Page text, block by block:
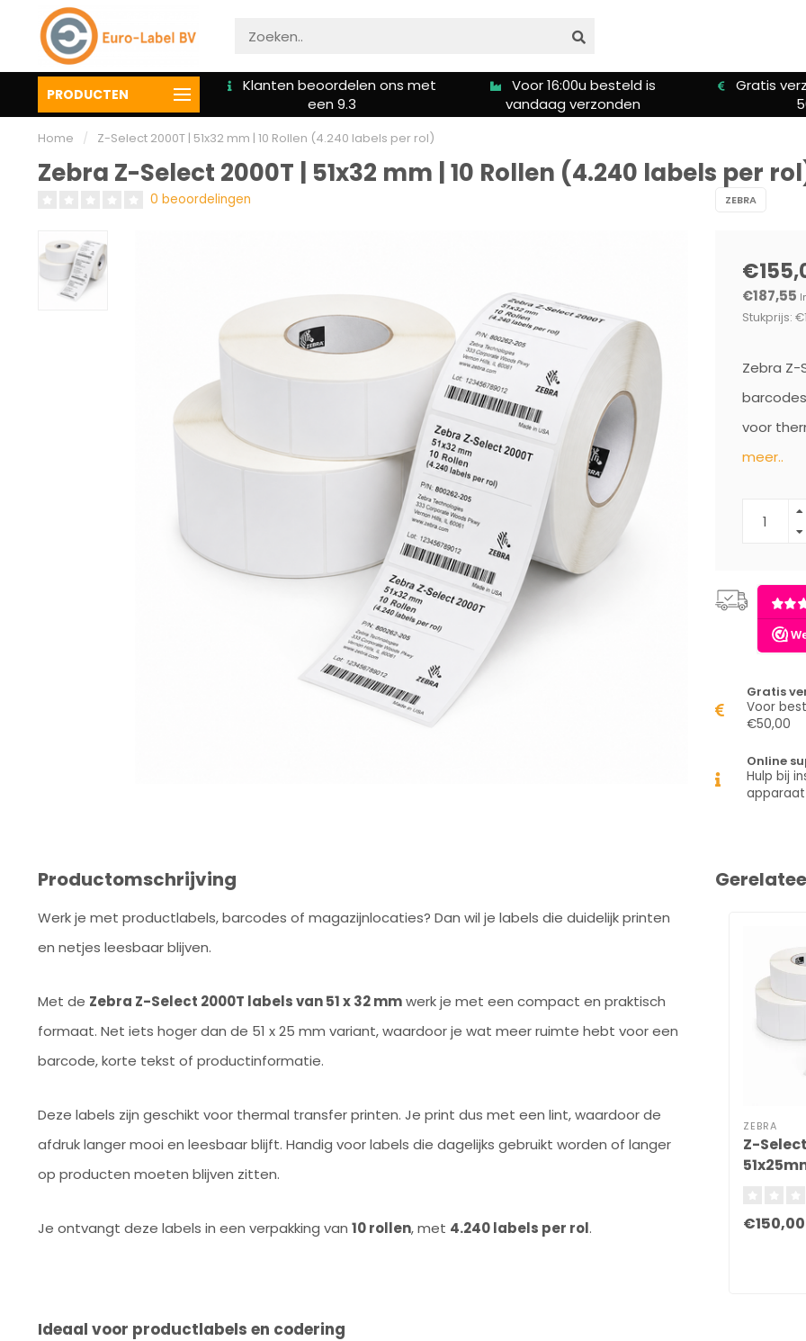
PRODUCTEN
We bieden altijd hulp bij
installatie
Klanten beoordelen ons met
een 9.3
Voor 16:00u besteld is
vandaag verzonden
Gratis
Home / Z-Select 2000T | 51x32 mm | 10 Rollen (4.240 labels per rol)
Zebra Z-Select 2000T | 51x32 mm | 10 Rollen (4.240 labels per
0 beoordelingen ZEBRA
€187,55
Stukprijs:
Zebra Z-
voor
meer..
Gratis
Voor
€50,00
Online
Hulp bij
apparaat
Productomschrijving
Werk je met productlabels, barcodes of magazijnlocaties? Dan wil je labels die duidelijk printen
en netjes leesbaar blijven.
Met de Zebra Z-Select 2000T labels van 51 x 32 mmwerk je met een compact en praktisch
formaat. Net iets hoger dan de 51 x 25 mm variant, waardoor je wat meer ruimte hebt voor een
barcode, korte tekst of productinformatie.
Deze labels zijn geschikt voor thermal transfer printen. Je print dus met een lint, waardoor de
afdruk langer mooi en leesbaar blijft. Handig voor labels die dagelijks gebruikt worden of langer
op producten moeten blijven zitten.
Je ontvangt deze labels in een verpakking van 10 rollen, met 4.240 labels per rol.
Ideaal voor productlabels en codering
ZEBRA
Z-
€150,00